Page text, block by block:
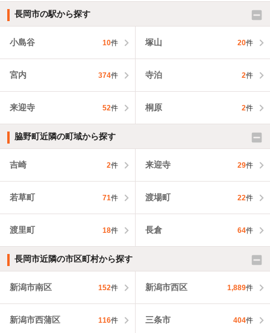
長岡市の駅から探す
小島谷 10件 塚山 20件
宮内 374件 寺泊 2件
来迎寺 52件 桐原 2件
脇野町近隣の町域から探す
吉崎 2件 来迎寺 29件
若草町 71件 渡場町 22件
渡里町 18件 長倉 64件
長岡市近隣の市区町村から探す
新潟市南区 152件 新潟市西区 1,889件
新潟市西蒲区 116件 三条市 404件